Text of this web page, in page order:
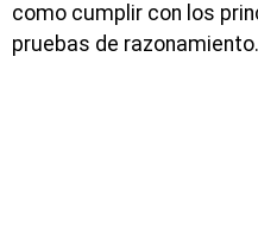
como cumplir con los
pruebas de razonamiento.